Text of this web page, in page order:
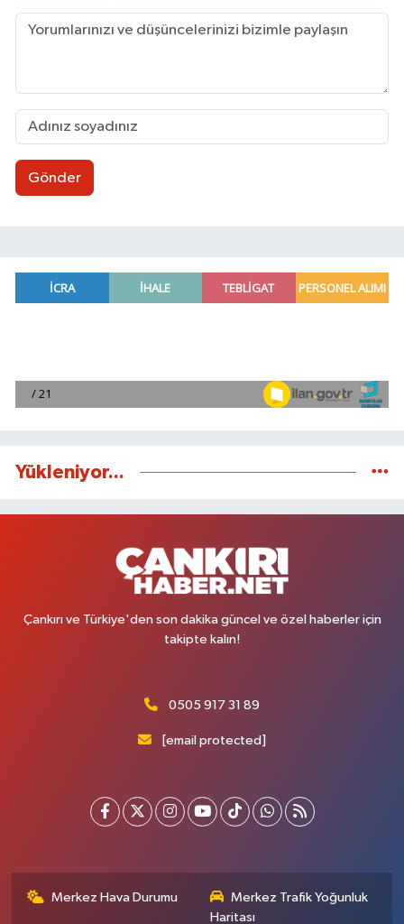
Gönder
Yükleniyor...
Çankırı ve Türkiye'den son dakika güncel ve özel haberler için
takipte kalın!
0505 917 31 89
[email protected]
Merkez Hava Durumu
Merkez Trafik Yoğunluk
Haritası